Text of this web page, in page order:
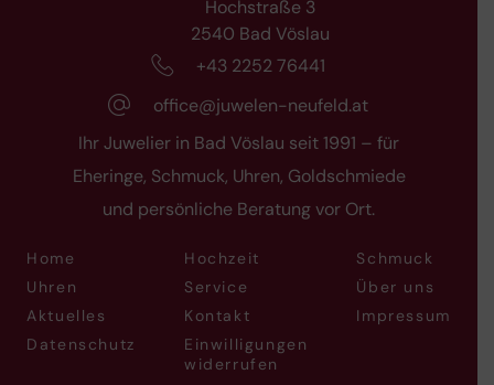
Hochstraße 3
2540 Bad Vöslau
+43 2252 76441
office@juwelen-neufeld.at
Ihr Juwelier in Bad Vöslau seit 1991 – für
Eheringe, Schmuck, Uhren, Goldschmiede
und persönliche Beratung vor Ort.
Home Hochzeit
Schmuck
Uhren
Service
Über uns
Aktuelles
Kontakt
Impressum
Datenschutz
Einwilligungen
widerrufen